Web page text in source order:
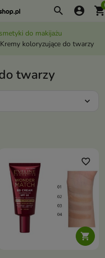
search account_circle
do makijażu
Kremy koloryzujące do twarzy
twarzy
expand_more

favorite_border